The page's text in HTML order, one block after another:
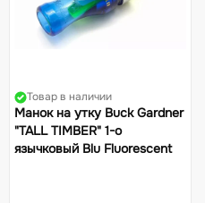
Товар в наличии
Манок на утку Buck Gardner
"TALL TIMBER" 1-о
язычковый Blu Fluorescent